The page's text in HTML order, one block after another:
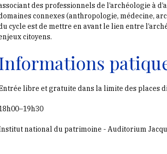
des professionnels de l’archéologie à
connexes (anthropologie, médecine,
cycle est de mettre en avant le lien entre
citoyens.
libre et gratuite dans la limite des places
national du patrimoine - Auditorium